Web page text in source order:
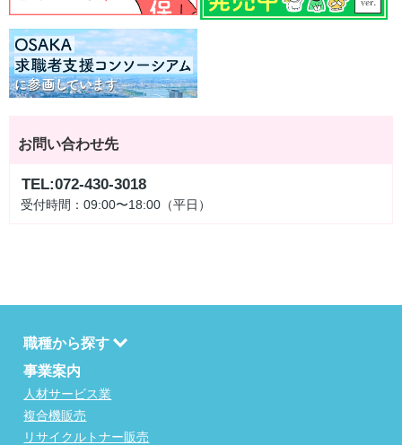
お問い合わせ先
TEL:072-430-3018
受付時間：09:00〜18:00（平日）
職種から探す
事業案内
人材サービス業
複合機販売
リサイクルトナー販売